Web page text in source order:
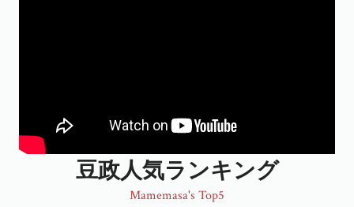
豆政人気ランキング
Mamemasa's Top5